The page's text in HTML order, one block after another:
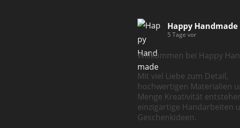
Happy Handmade
5 Tage vor
Willkommen bei Happy
Mit viel Liebe zum Detail,
hochwertigen Materialien
Menge Kreativität
einzigartige Handarbeiten
Geschenkideen.